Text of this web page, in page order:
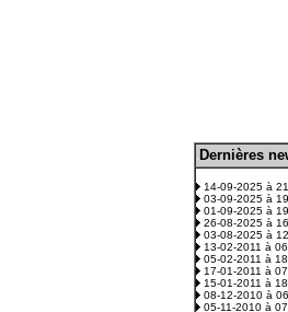
Dernières
14-09-2025 à
03-09-2025 à
01-09-2025 à
26-08-2025 à
03-08-2025 à
13-02-2011 à
05-02-2011 à
17-01-2011 à
15-01-2011 à
08-12-2010 à
05-11-2010 à